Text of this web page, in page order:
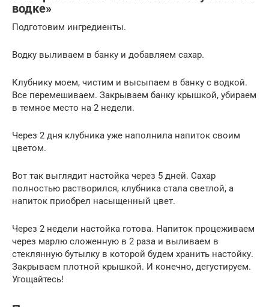
водке»
Подготовим ингредиенты.
Водку выливаем в банку и добавляем сахар.
Клубнику моем, чистим и высыпаем в банку с водкой.
Все перемешиваем. Закрываем банку крышкой, убираем
в темное место на 2 недели.
Через 2 дня клубника уже наполнила напиток своим
цветом.
Вот так выглядит настойка через 5 дней. Сахар
полностью растворился, клубника стала светлой, а
напиток приобрел насыщенный цвет.
Через 2 недели настойка готова. Напиток процеживаем
через марлю сложенную в 2 раза и выливаем в
стеклянную бутылку в которой будем хранить настойку.
Закрываем плотной крышкой. И конечно, дегустируем.
Угощайтесь!